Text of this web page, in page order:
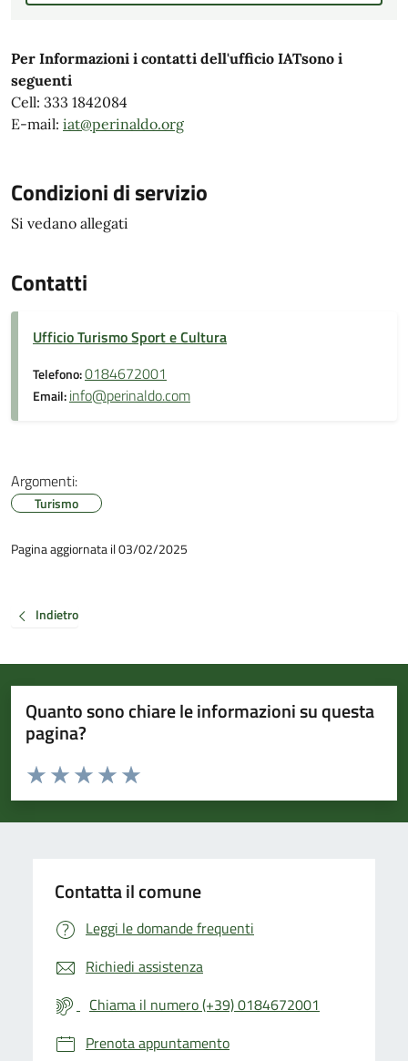
Per Informazioni i contatti dell'ufficio IATsono i
seguenti
Cell: 333 1842084
E-mail: iat@perinaldo.org
Condizioni di servizio
Si vedano allegati
Contatti
Ufficio Turismo Sport e Cultura
Telefono:0184672001
Email:info@perinaldo.com
Argomenti:
Turismo
Pagina aggiornata il 03/02/2025
Indietro
Quanto sono chiare le informazioni su questa
pagina?
Valuta da 1 a 5 stelle la pagina
Valuta 5 stelle su 5
Valuta 4 stelle su 5
Valuta 3 stelle su 5
Valuta 2 stelle su 5
Valuta 1 stelle su 5
Contatta il comune
Leggi le domande frequenti
Richiedi assistenza
Chiama il numero (+39) 0184672001
Prenota appuntamento